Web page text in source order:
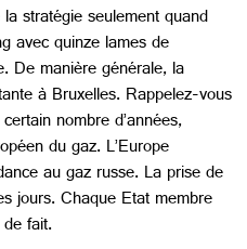
stratégie seulement quand
avec quinze lames de
De manière générale, la
à Bruxelles. Rappelez-vous
nombre d’années,
du gaz. L’Europe
au gaz russe. La prise de
jours. Chaque Etat membre
fait.